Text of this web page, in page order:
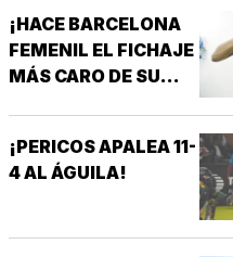
¡HACE BARCELONA
FEMENIL EL FICHAJE
MÁS CARO DE SU
¡PERICOS APALEA 11-
4 AL ÁGUILA!